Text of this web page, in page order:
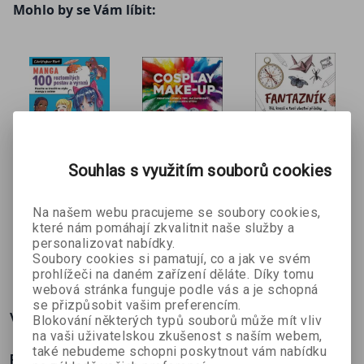
Mohlo by se Vám líbit:
MANGA –
roztomilých
postav a
výrazů
Christopher
Hart
341 Kč 379 Kč
Cosplay
Chris
„Rainbowskinz
“ Peck
386 Kč 429 Kč
Fantazník
Kochová
199 Kč 299 Kč
Více o knize
Písmomalba je nový trend, který má spoustu
Souhlas s využitím souborů cookies
Na našem webu pracujeme se soubory cookies,
které nám pomáhají zkvalitnit naše služby a
personalizovat nabídky.
Soubory cookies si pamatují, co a jak ve svém
prohlížeči na daném zařízení děláte. Díky tomu
webová stránka funguje podle vás a je schopná
se přizpůsobit vašim preferencím.
Blokování některých typů souborů může mít vliv
na vaši uživatelskou zkušenost s naším webem,
také nebudeme schopni poskytnout vám nabídku